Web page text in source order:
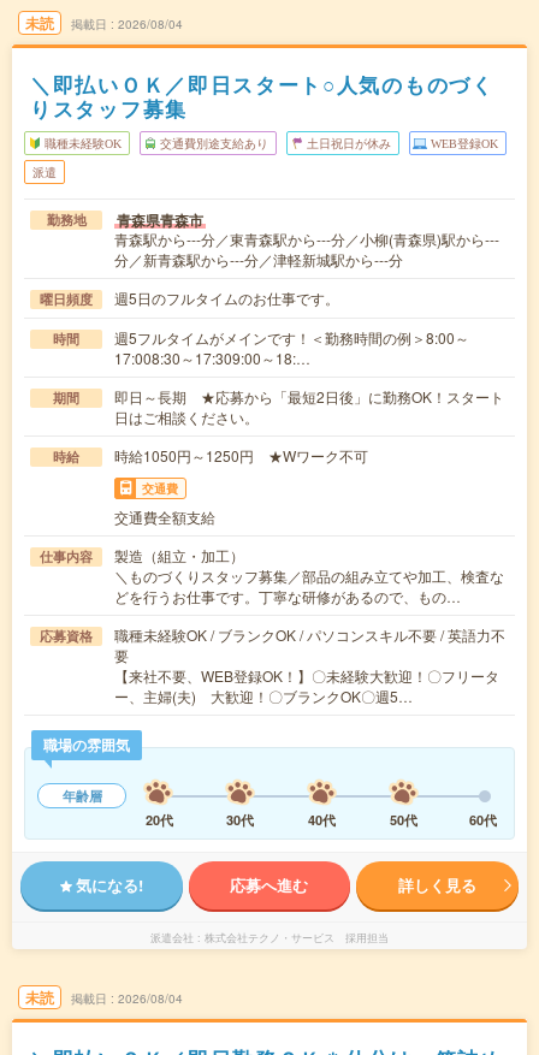
未読 掲載日 2026/08/04
＼即払いＯＫ／即日スタート○人気のものづく
りスタッフ募集
職種未経験OK 交通費別途支給あり 土日祝日が休み WEB登録OK
派遣
勤務地 青森県青森市
青森駅から---分／東青森駅から---分／小柳(青森県)駅から---
分／新青森駅から---分／津軽新城駅から---分
曜日頻度 週5日のフルタイムのお仕事です。
時間
週5フルタイムがメインです！＜勤務時間の例＞8:00～
17:008:30～17:309:00～18:…
期間
即日～長期 ★応募から「最短2日後」に勤務OK！スタート
日はご相談ください。
時給 時給1050円～1250円 ★Wワーク不可
交通費
交通費全額支給
仕事内容
製造（組立・加工）
＼ものづくりスタッフ募集／部品の組み立てや加工、検査な
どを行うお仕事です。丁寧な研修があるので、もの…
応募資格
職種未経験OK / ブランクOK / パソコンスキル不要 / 英語力不
要
【来社不要、WEB登録OK！】〇未経験大歓迎！〇フリータ
ー、主婦(夫) 大歓迎！〇ブランクOK〇週5…
職場の雰囲気
年齢層
20代
30代 40代 50代 60代
気になる! 応募へ進む 詳しく見る
派遣会社 株式会社テクノ・サービス 採用担当
未読 掲載日 2026/08/04